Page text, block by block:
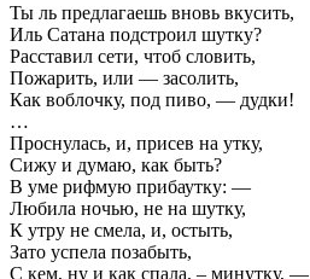
Ты ль предлагаешь вновь вкусить,
Иль Сатана подстроил шутку?
Расставил сети, чтоб словить,
Пожарить, или — засолить,
Как воблочку, под пиво, — дудки!
…
Проснулась, и, присев на утку,
Сижу и думаю, как быть?
В уме рифмую прибаутку: —
Любила ночью, не на шутку,
К утру не смела, и, остыть,
Зато успела позабыть,
С кем, ну и как спала, – минутку, —